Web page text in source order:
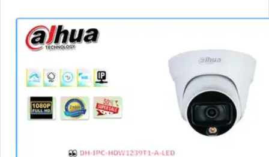
hàng hoặc doanh nghiệpThiết bị Camera giá rẻ DH-IPC-
là lựa chọn tốt cho việc lắp đặt tại văn phòng, cửa hàng, hoặc